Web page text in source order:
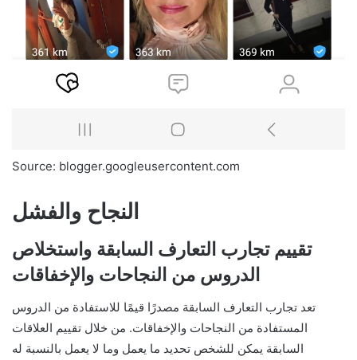
Source: blogger.googleusercontent.com
النجاح والفشل
تقييم تجارب التعارف السابقة واستخلاص
الدروس من النجاحات والإخفاقات
تعد تجارب التعارف السابقة مصدرًا قيمًا للاستفادة من الدروس
المستفادة من النجاحات والإخفاقات. من خلال تقييم العلاقات
السابقة يمكن للشخص تحديد ما يعمل وما لا يعمل بالنسبة له